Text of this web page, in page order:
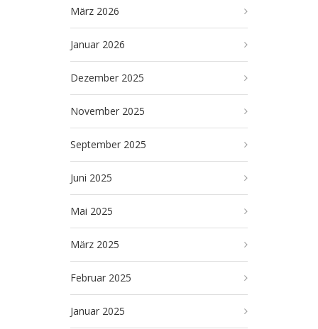
März 2026
Januar 2026
Dezember 2025
November 2025
September 2025
Juni 2025
Mai 2025
März 2025
Februar 2025
Januar 2025